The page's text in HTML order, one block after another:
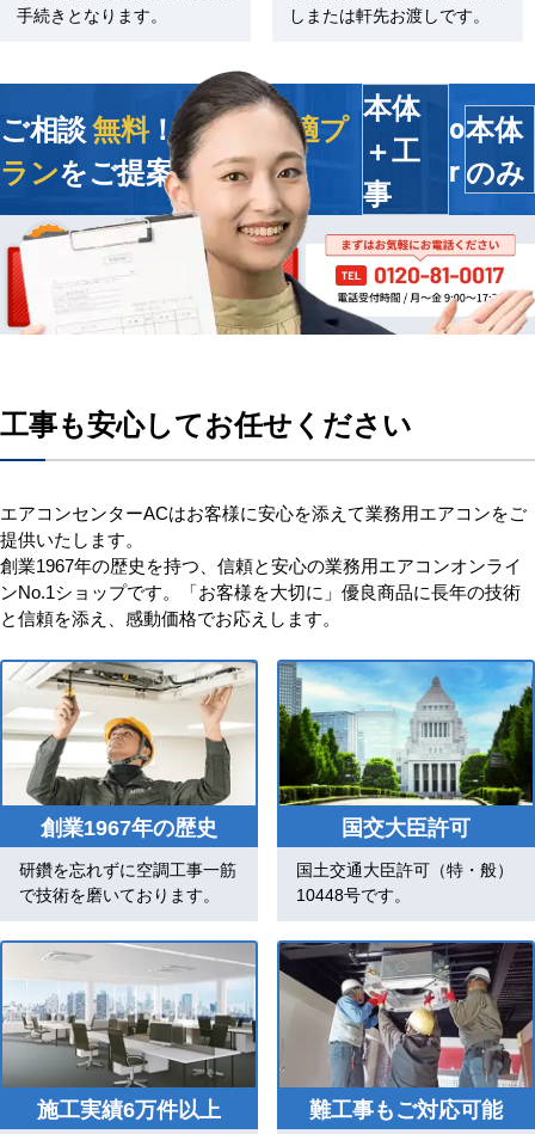
手続きとなります。
しまたは軒先お渡しです。
ご相談無料！今すぐ
最適プ
ランをご提案します
本体
＋工
事
o
r
本体
のみ
工事も安心してお任せください
エアコンセンターACはお客様に安心を添えて業務用エアコンをご
提供いたします。
創業1967年の歴史を持つ、信頼と安心の業務用エアコンオンライ
ンNo.1ショップです。「お客様を大切に」優良商品に長年の技術
と信頼を添え、感動価格でお応えします。
創業1967年の歴史
研鑽を忘れずに空調工事一筋
で技術を磨いております。
国交大臣許可
国土交通大臣許可（特・般）
10448号です。
施工実績6万件以上 難工事もご対応可能